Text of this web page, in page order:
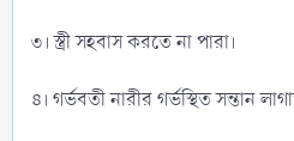
৩। স্ত্রী সহবাস করতে না পারা।
৪। গর্ভবতী নারীর গর্ভস্থিত সন্তান